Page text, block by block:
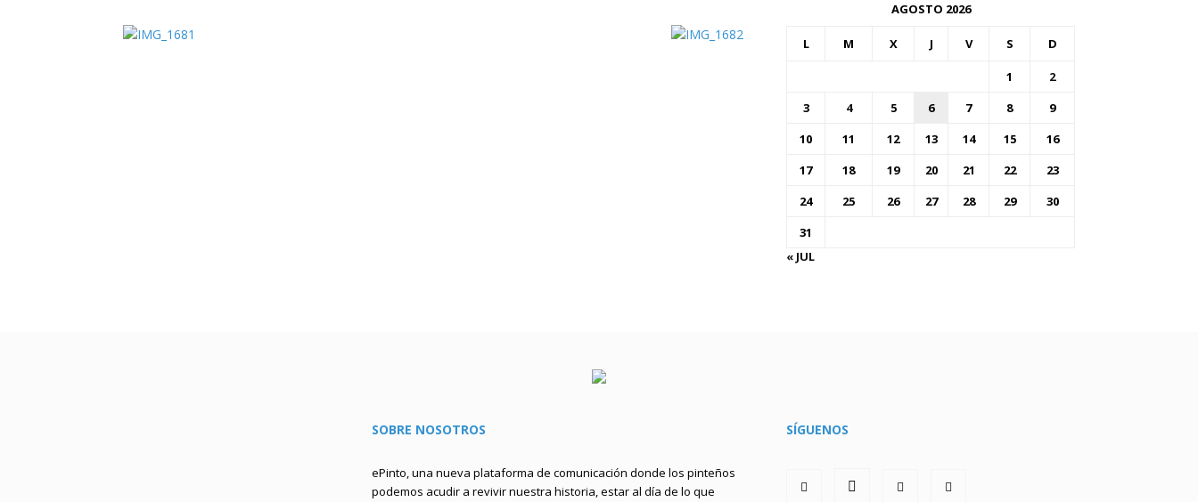
AGOSTO 2026
L M X J V S D
1
2
3
4 5 6 7 8
9
10
11 12 13 14 15
16
17
18 19 20 21 22
23
24
25 26 27 28 29
30
31
« JUL
SOBRE NOSOTROS
ePinto, una nueva plataforma de comunicación donde los pinteños
podemos acudir a revivir nuestra historia, estar al día de lo que
SÍGUENOS